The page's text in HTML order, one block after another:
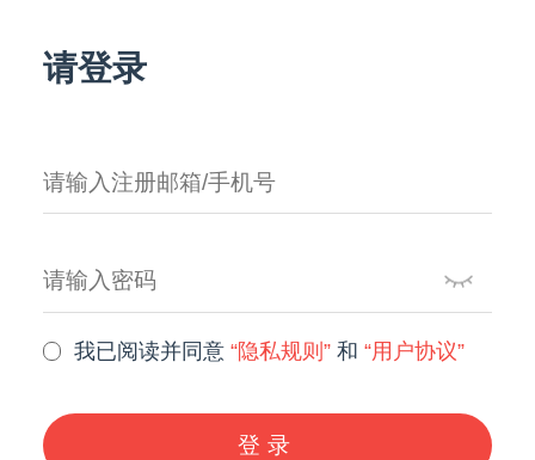
请登录
我已阅读并同意“隐私规则” 和“用户协议”
登录